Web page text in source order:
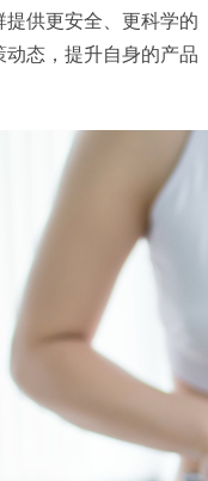
供更安全、更科学的
态，提升自身的产品